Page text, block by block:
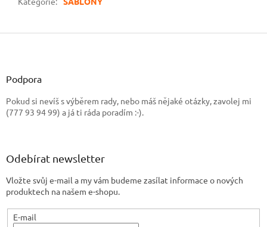
Z
Podpora
Pokud si nevíš s výběrem rady, nebo máš nějaké otázky, zavolej mi
(777 93 94 99) a já ti ráda poradím :-).
Odebírat newsletter
Vložte svůj e-mail a my vám budeme zasílat informace o nových
produktech na našem e-shopu.
E-mail